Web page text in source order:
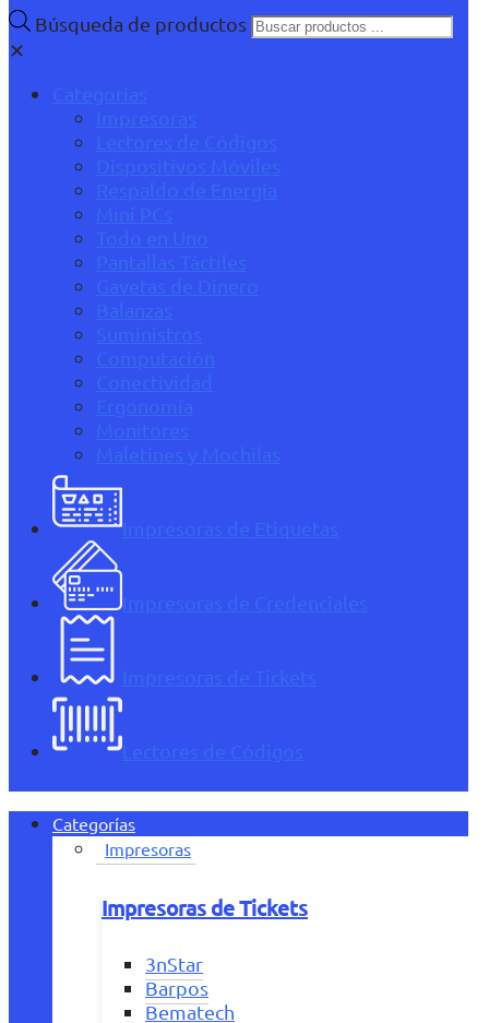
Búsqueda de productos
✕
Categorías
Impresoras
Lectores de Códigos
Dispositivos Móviles
Respaldo de Energía
Mini PCs
Todo en Uno
Pantallas Táctiles
Gavetas de Dinero
Balanzas
Suministros
Computación
Conectividad
Ergonomía
Monitores
Maletines y Mochilas
Impresoras de Etiquetas
Impresoras de Credenciales
Impresoras de Tickets
Lectores de Códigos
Categorías
Impresoras
Impresoras de Tickets
3nStar
Barpos
Bematech